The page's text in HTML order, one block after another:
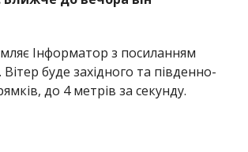
листопада можна зустрічати о
чекатиме о 16:08. Цікаво, що
цього дня за останні 130
у 1950-му роках: тоді вона була
А найхолодніше було у 1908-му